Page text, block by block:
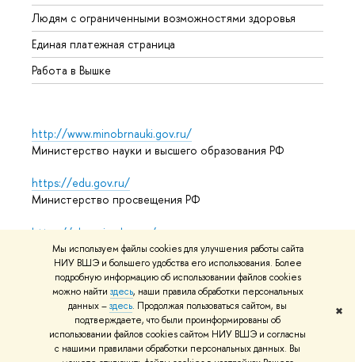
Мы используем файлы cookies для улучшения работы сайта
НИУ ВШЭ и большего удобства его использования. Более
подробную информацию об использовании файлов cookies
можно найти здесь, наши правила обработки персональных
данных –здесь. Продолжая пользоваться сайтом, вы
подтверждаете, что были проинформированы об
использовании файлов cookies сайтом НИУ ВШЭ и согласны
с нашими правилами обработки персональных данных. Вы
✖
Людям с ограниченными возможностями здоровья
Единая платежная страница
Работа в Вышке
http://www.minobrnauki.gov.ru/
Министерство науки и высшего образования РФ
https://edu.gov.ru/
Министерство просвещения РФ
https://elearning.hse.ru/mooc
Массовые открытые онлайн-курсы
© НИУ ВШЭ 1993–2026 Адреса и контактыУсловия
использования материаловПолитика конфиденциальности
Карта сайта